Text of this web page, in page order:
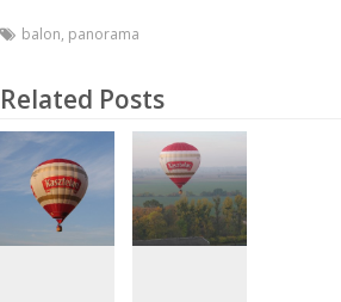
balon, panorama
Related Posts